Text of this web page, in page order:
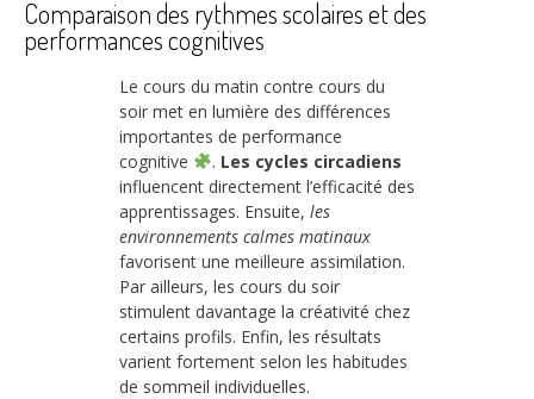
Comparaison des rythmes scolaires et des
performances cognitives
Le cours du matin contre cours du
soir met en lumière des différences
importantes de performance
cognitive
. Les cycles circadiens
influencent directement l’efficacité des
apprentissages. Ensuite, les
environnements calmes matinaux
favorisent une meilleure assimilation.
Par ailleurs, les cours du soir
stimulent davantage la créativité chez
certains profils. Enfin, les résultats
varient fortement selon les habitudes
de sommeil individuelles.